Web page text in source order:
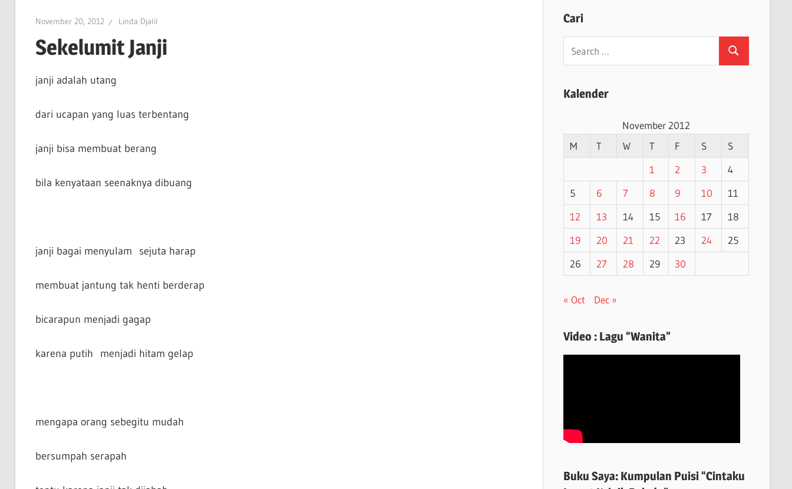
November 20, 2012 Linda Djalil
Sekelumit Janji
janji adalah utang
dari ucapan yang luas terbentang
janji bisa membuat berang
bila kenyataan seenaknya dibuang
janji bagai menyulam sejuta harap
membuat jantung tak henti berderap
bicarapun menjadi gagap
karena putih menjadi hitam gelap
mengapa orang sebegitu mudah
bersumpah serapah
Cari
Search
Kalender
November 2012
M
T W T F S
S
1
2 3
4
5
6 7 8 9 10
11
12
13 14 15 16 17
18
19
20 21 22 23 24
25
26
27 28 29 30
« Oct Dec »
Video : Lagu “Wanita”
Buku Saya: Kumpulan Puisi “Cintaku